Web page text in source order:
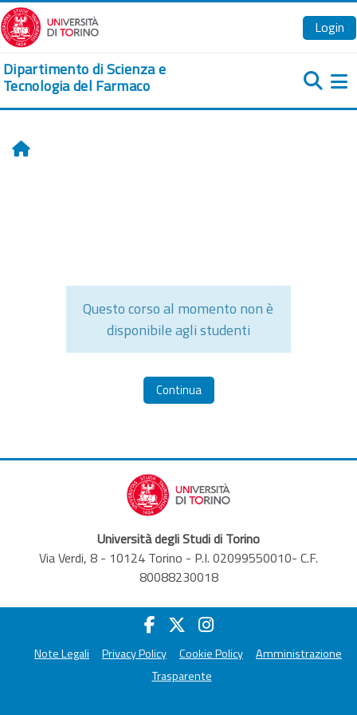
Vai al contenuto principale
Login
Dipartimento di Scienza e
Tecnologia del Farmaco
Home
Questo corso al momento non è
disponibile agli studenti
Continua
Università degli Studi di Torino
Via Verdi, 8 - 10124 Torino - P.I. 02099550010- C.F.
80088230018
Note Legali Privacy Policy Cookie Policy
Amministrazione
Trasparente